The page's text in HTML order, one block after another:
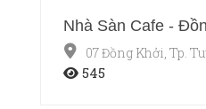
Nhà Sàn Cafe -
07 Đồng Khởi, Tp.
545